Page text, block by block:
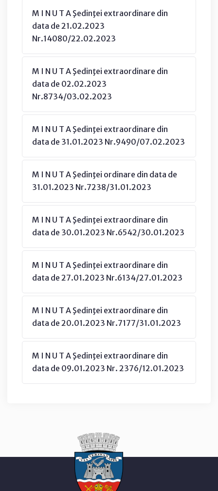
M I N U T A Şedinţei extraordinare din
data de 21.02.2023
Nr.14080/22.02.2023
M I N U T A Şedinţei extraordinare din
data de 02.02.2023
Nr.8734/03.02.2023
M I N U T A Şedinţei extraordinare din
data de 31.01.2023 Nr.9490/07.02.2023
M I N U T A Şedinţei ordinare din data de
31.01.2023 Nr.7238/31.01.2023
M I N U T A Şedinţei extraordinare din
data de 30.01.2023 Nr.6542/30.01.2023
M I N U T A Şedinţei extraordinare din
data de 27.01.2023 Nr.6134/27.01.2023
M I N U T A Şedinţei extraordinare din
data de 20.01.2023 Nr.7177/31.01.2023
M I N U T A Şedinţei extraordinare din
data de 09.01.2023 Nr. 2376/12.01.2023